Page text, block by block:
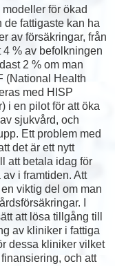
för ökad
fattigaste kan ha
av försäkringar, från
% av befolkningen
2 % om man
(National Health
med HISP
i en pilot för att öka
sjukvård, och
Ett problem med
det är ett nytt
att betala idag för
i framtiden. Att
viktig del om man
I
att lösa tillgång till
av kliniker i fattiga
dessa kliniker vilket
och att